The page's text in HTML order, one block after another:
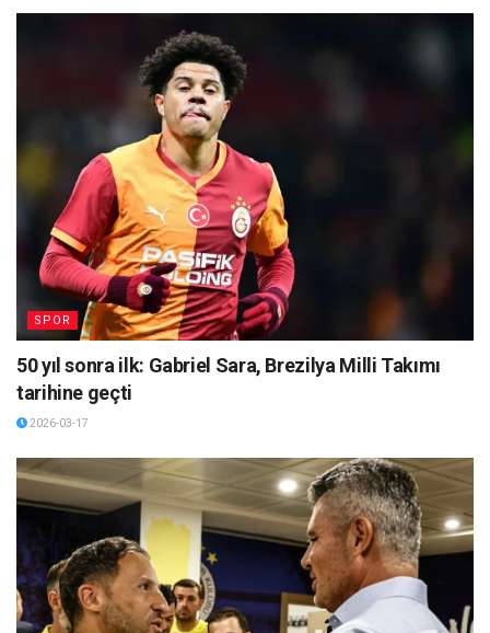
SPOR
50 yıl sonra ilk: Gabriel Sara, Brezilya Milli Takımı
tarihine geçti
2026-03-17